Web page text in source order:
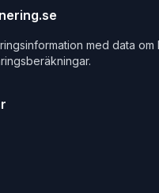
med data om